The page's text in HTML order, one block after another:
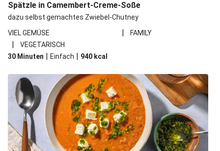
Spätzle in Camembert-Creme-Soße
dazu selbst gemachtes Zwiebel-Chutney
VIEL GEMÜSE
| FAMILY
|
VEGETARISCH
30 Minuten | Einfach | 940 kcal